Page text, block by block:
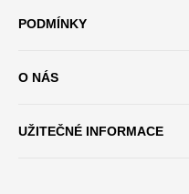
PODMÍNKY
O NÁS
UŽITEČNÉ INFORMACE